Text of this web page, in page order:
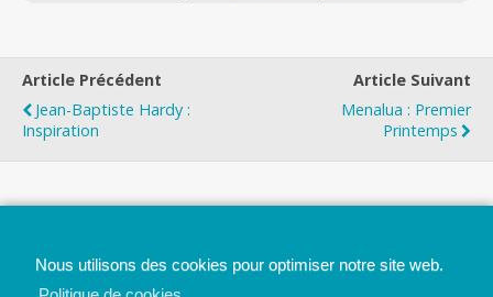
Article Précédent
Jean-Baptiste Hardy :
Inspiration
Article Suivant
Menalua : Premier
Printemps
Nous utilisons des cookies pour optimiser notre site web.